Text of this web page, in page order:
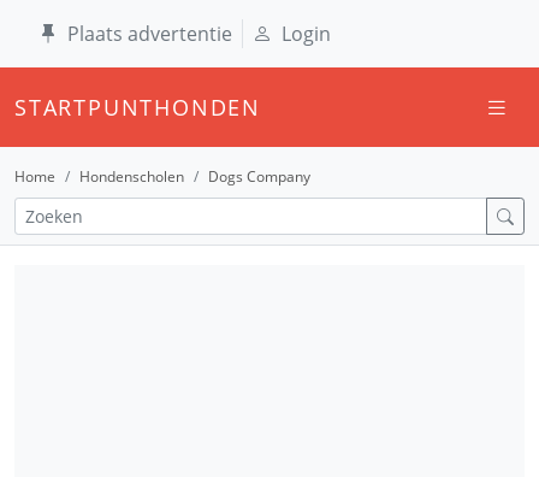
Plaats advertentie Login
STARTPUNTHONDEN
Home Hondenscholen Dogs Company